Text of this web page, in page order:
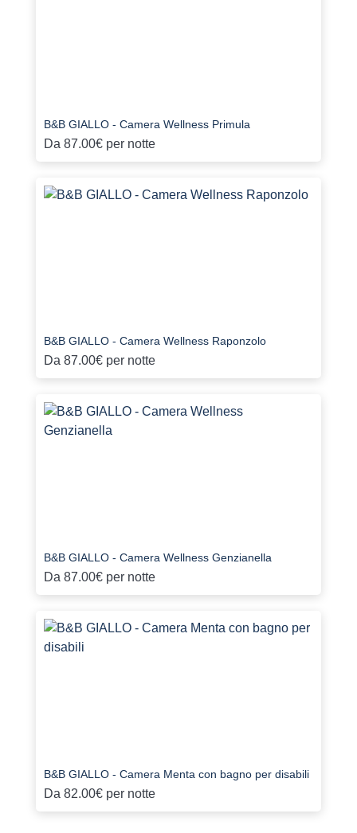
B&B GIALLO - Camera Wellness Primula
Da 87.00€ per notte
B&B GIALLO - Camera Wellness Raponzolo
Da 87.00€ per notte
B&B GIALLO - Camera Wellness Genzianella
Da 87.00€ per notte
B&B GIALLO - Camera Menta con bagno per disabili
Da 82.00€ per notte